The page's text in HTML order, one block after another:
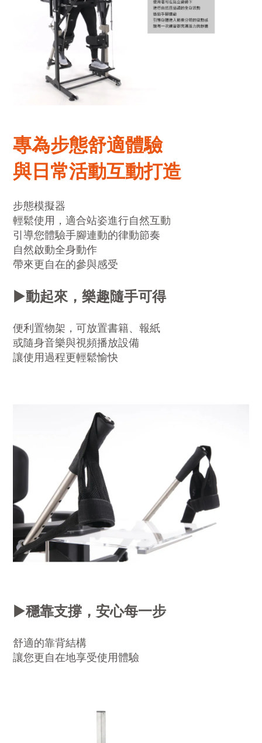
專為步態舒適體驗
與日常活動互動打造
步態模擬器
輕鬆使用，適合站姿進行自然互動
引導您體驗手腳連動的律動節奏
自然啟動全身動作
帶來更自在的參與感受
▶️動起來，樂趣隨手可得
便利置物架，可放置書籍、報紙
或隨身音樂與視頻播放設備
讓使用過程更輕鬆愉快
▶️穩靠支撐，安心每一步
舒適的靠背結構
讓您更自在地享受使用體驗